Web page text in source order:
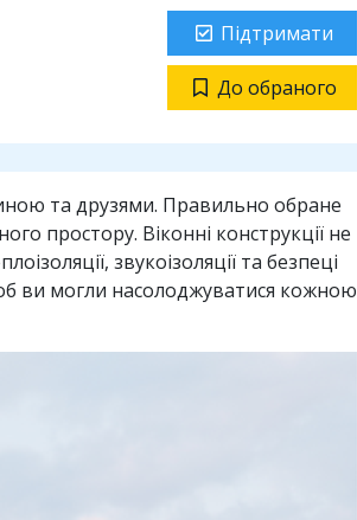
Підтримати
До обраного
та друзями. Правильно обране
простору. Віконні конструкції не
звукоізоляції та безпеці
ви могли насолоджуватися кожною